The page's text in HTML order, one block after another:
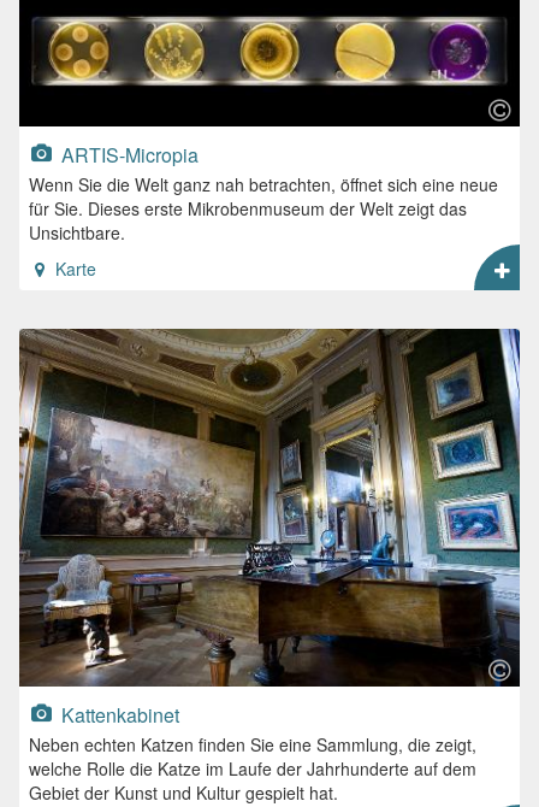
ARTIS-Micropia
Wenn Sie die Welt ganz nah betrachten, öffnet sich eine neue
für Sie. Dieses erste Mikrobenmuseum der Welt zeigt das
Unsichtbare.
Karte
Kattenkabinet
Neben echten Katzen finden Sie eine Sammlung, die zeigt,
welche Rolle die Katze im Laufe der Jahrhunderte auf dem
Gebiet der Kunst und Kultur gespielt hat.